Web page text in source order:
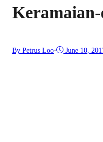
By Petrus Loo• June 10,